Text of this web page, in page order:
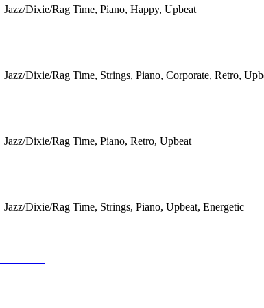
Jazz/Dixie/Rag Time, Piano, Happy, Upbeat
Jazz/Dixie/Rag Time, Strings, Piano, Corporate, Retro,
Jazz/Dixie/Rag Time, Piano, Retro, Upbeat
Jazz/Dixie/Rag Time, Strings, Piano, Upbeat, Energetic